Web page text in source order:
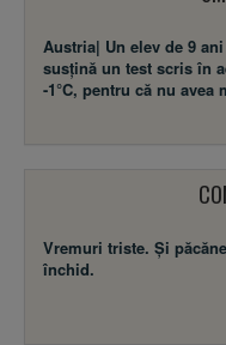
Austria| Un elev de 9
susţină un test scris în
-1°C, pentru că nu avea
Vremuri triste. Şi
închid.